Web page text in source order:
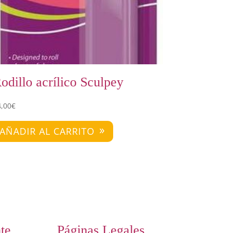
acrílico Sculpey
€
AÑADIR AL CARRITO
Páginas Legales